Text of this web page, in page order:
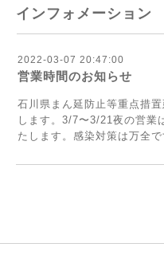
インフォメーション
2022-03-07 20:47:00
営業時間のお知らせ
石川県まん延防止等重点措
します。3/7〜3/21夜の営業
たします。感染対策は万全